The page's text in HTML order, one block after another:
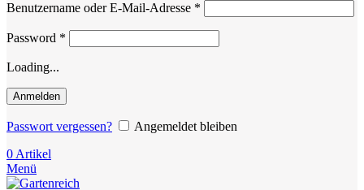
Benutzername oder E-Mail-Adresse *
Password *
Loading...
Anmelden
Passwort vergessen?
Angemeldet bleiben
0 Artikel
Menü